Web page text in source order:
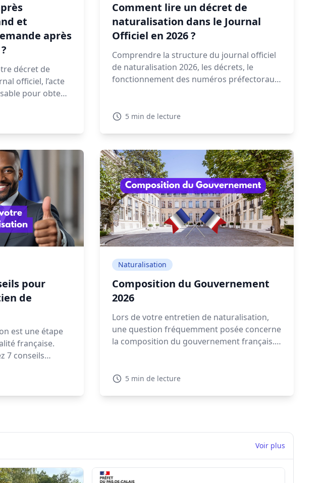
et
après
décret de
officiel, l’acte
pour obtenir
Voyons dans ce
Comment lire un décret de
naturalisation dans le Journal
Officiel en 2026 ?
Comprendre la structure du journal officiel
de naturalisation 2026, les décrets, le
fonctionnement des numéros préfectoraux
décret. Découvrez dans ce guide comment
5 min de lecture
pour
de
est une étape
française.
7 conseils
aux
Naturalisation
Composition du Gouvernement
2026
Lors de votre entretien de naturalisation,
une question fréquemment posée concerne
la composition du gouvernement français.
essentiel pour montrer votre intérêt pour la
5 min de lecture
Voir plus